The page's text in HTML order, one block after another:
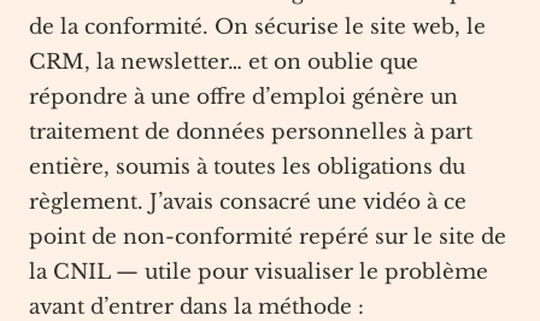
de la conformité. On sécurise le site web, le
CRM, la newsletter… et on oublie que
répondre à une offre d’emploi génère un
traitement de données personnelles à part
entière, soumis à toutes les obligations du
règlement. J’avais consacré une vidéo à ce
point de non-conformité repéré sur le site de
la CNIL — utile pour visualiser le problème
avant d’entrer dans la méthode :